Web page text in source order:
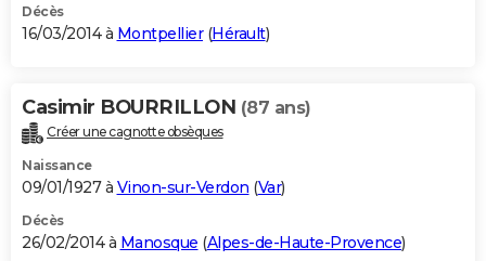
Décès
16/03/2014 à Montpellier(Hérault)
Casimir BOURRILLON (87 ans)
Créer une cagnotte obsèques
Naissance
09/01/1927 à Vinon-sur-Verdon (Var)
Décès
26/02/2014 à Manosque (Alpes-de-Haute-Provence)